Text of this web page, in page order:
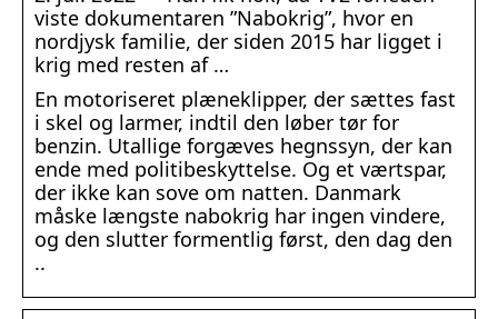
viste dokumentaren ”Nabokrig”, hvor en
nordjysk familie, der siden 2015 har ligget i
krig med resten af …
En motoriseret plæneklipper, der sættes fast
i skel og larmer, indtil den løber tør for
benzin. Utallige forgæves hegnssyn, der kan
ende med politibeskyttelse. Og et værtspar,
der ikke kan sove om natten. Danmark
måske længste nabokrig har ingen vindere,
og den slutter formentlig først, den dag den
..